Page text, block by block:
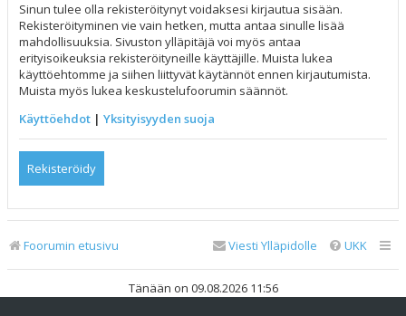
Sinun tulee olla rekisteröitynyt voidaksesi kirjautua sisään.
Rekisteröityminen vie vain hetken, mutta antaa sinulle lisää
mahdollisuuksia. Sivuston ylläpitäjä voi myös antaa
erityisoikeuksia rekisteröityneille käyttäjille. Muista lukea
käyttöehtomme ja siihen liittyvät käytännöt ennen kirjautumista.
Muista myös lukea keskustelufoorumin säännöt.
Käyttöehdot | Yksityisyyden suoja
Rekisteröidy
Foorumin etusivu UKK
Viesti Ylläpidolle
Tänään on 09.08.2026 11:56